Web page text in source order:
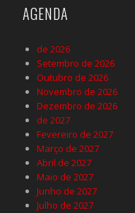
AGENDA
de 2026
Setembro de 2026
Outubro de 2026
Novembro de 2026
Dezembro de 2026
de 2027
Fevereiro de 2027
Março de 2027
Abril de 2027
Maio de 2027
Junho de 2027
Julho de 2027